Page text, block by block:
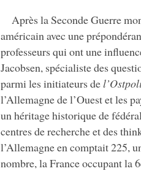
Après la Seconde Guerre
américain avec une
professeurs qui ont une
Jacobsen, spécialiste des
parmi les initiateurs de
l’Allemagne de l’Ouest et les
un héritage historique de
centres de recherche et des
l’Allemagne en comptait 225,
nombre, la France occupant la